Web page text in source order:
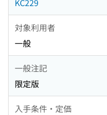
KC229
対象利用者
一般
一般注記
限定版
入手条件・定価